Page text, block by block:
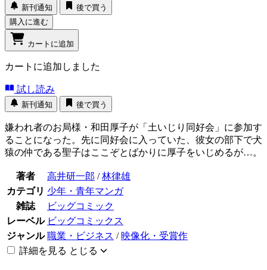
新刊通知
後で買う
購入に進む
カートに追加
カートに追加しました
試し読み
新刊通知 後で買う
嫌われ者のお局様・和田厚子が「土いじり同好会」に参加す
ることになった。先に同好会に入っていた、彼女の部下で犬
猿の仲である聖子はここぞとばかりに厚子をいじめるが…。
著者 高井研一郎 /林律雄
カテゴリ 少年・青年マンガ
雑誌
ビッグコミック
レーベル ビッグコミックス
ジャンル 職業・ビジネス / 映像化・受賞作
詳細を見る とじる